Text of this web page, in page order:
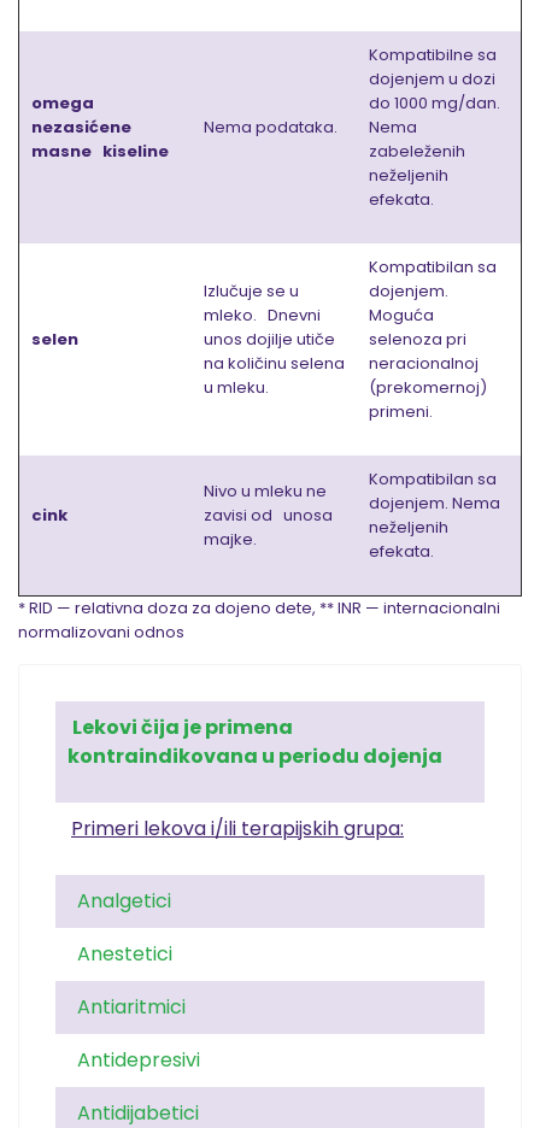
omega
nezasićene
masne kiseline
Nema podataka.
Kompatibilne sa
dojenjem u dozi
do 1000 mg/dan.
Nema
zabeleženih
neželjenih
efekata.
selen
Izlučuje se u
mleko. Dnevni
unos dojilje utiče
na količinu selena
u mleku.
Kompatibilan sa
dojenjem.
Moguća
selenoza pri
neracionalnoj
(prekomernoj)
primeni.
cink
Nivo u mleku ne
zavisi od unosa
majke.
Kompatibilan sa
dojenjem. Nema
neželjenih
efekata.
* RID — relativna doza za dojeno dete, ** INR — internacionalni
normalizovani odnos
Lekovi čija je primena
kontraindikovana u periodu dojenja
Primeri lekova i/ili terapijskih grupa:
Analgetici
Anestetici
Antiaritmici
Antidepresivi
Antidijabetici